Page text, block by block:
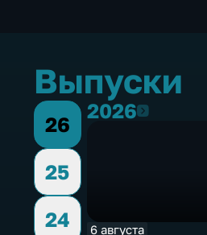
Выпуски
26
25
24
20262026
6 августа